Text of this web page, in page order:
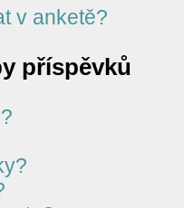
v anketě?
příspěvků